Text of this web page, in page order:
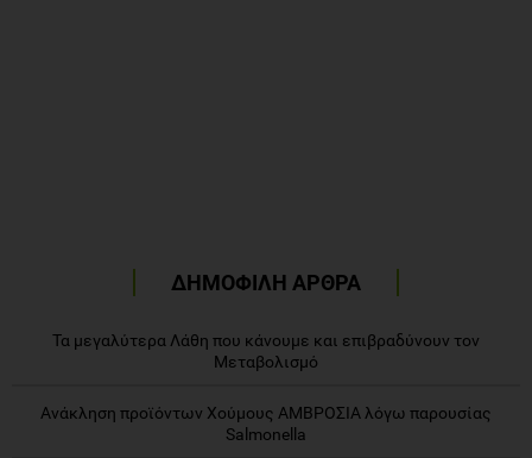
ΔΗΜΟΦΙΛΗ ΑΡΘΡΑ
Τα μεγαλύτερα Λάθη που κάνουμε και επιβραδύνουν τον
Μεταβολισμό
Ανάκληση προϊόντων Χούμους ΑΜΒΡΟΣΙΑ λόγω παρουσίας
Salmonella